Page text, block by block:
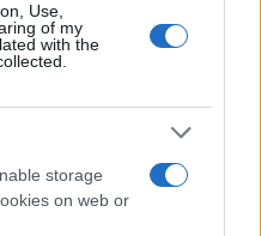
Use,
of my
with the
storage
on web or